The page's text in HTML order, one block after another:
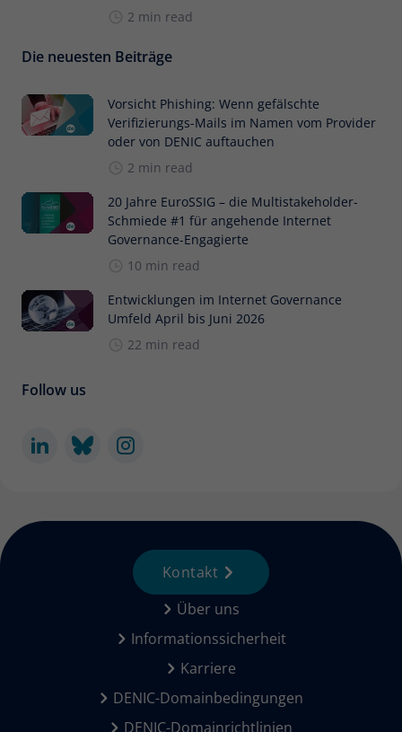
2 min read
Die neuesten Beiträge
Vorsicht Phishing: Wenn gefälschte
Verifizierungs-Mails im Namen vom Provider
oder von DENIC auftauchen
2 min read
20 Jahre EuroSSIG – die Multistakeholder-
Schmiede #1 für angehende Internet
Governance-Engagierte
10 min read
Entwicklungen im Internet Governance
Umfeld April bis Juni 2026
22 min read
Follow us
Über uns
Informationssicherheit
Karriere
DENIC-Domainbedingungen
DENIC-Domainrichtlinien
Kontakt